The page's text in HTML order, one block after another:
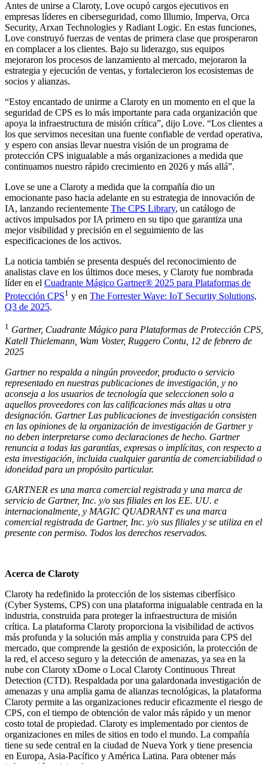
Antes de unirse a Claroty, Love ocupó cargos ejecutivos en
empresas líderes en ciberseguridad, como Illumio, Imperva, Orca
Security, Arxan Technologies y Radiant Logic. En estas funciones,
Love construyó fuerzas de ventas de primera clase que prosperaron
en complacer a los clientes. Bajo su liderazgo, sus equipos
mejoraron los procesos de lanzamiento al mercado, mejoraron la
estrategia y ejecución de ventas, y fortalecieron los ecosistemas de
socios y alianzas.
“Estoy encantado de unirme a Claroty en un momento en el que la
seguridad de CPS es lo más importante para cada organización que
apoya la infraestructura de misión crítica”, dijo Love. “Los clientes a
los que servimos necesitan una fuente confiable de verdad operativa,
y espero con ansias llevar nuestra visión de un programa de
protección CPS inigualable a más organizaciones a medida que
continuamos nuestro rápido crecimiento en 2026 y más allá”.
Love se une a Claroty a medida que la compañía dio un
emocionante paso hacia adelante en su estrategia de innovación de
IA, lanzando recientemente The CPS Library, un catálogo de
activos impulsados por IA primero en su tipo que garantiza una
mejor visibilidad y precisión en el seguimiento de las
especificaciones de los activos.
La noticia también se presenta después del reconocimiento de
analistas clave en los últimos doce meses, y Claroty fue nombrada
líder en el Cuadrante Mágico Gartner® 2025 para Plataformas de
Protección CPS1 y en The Forrester Wave: IoT Security Solutions,
Q3 de 2025.
1 Gartner, Cuadrante Mágico para Plataformas de Protección CPS,
Katell Thielemann, Wam Voster, Ruggero Contu, 12 de febrero de
2025
Gartner no respalda a ningún proveedor, producto o servicio
representado en nuestras publicaciones de investigación, y no
aconseja a los usuarios de tecnología que seleccionen solo a
aquellos proveedores con las calificaciones más altas u otra
designación. Gartner Las publicaciones de investigación consisten
en las opiniones de la organización de investigación de Gartner y
no deben interpretarse como declaraciones de hecho. Gartner
renuncia a todas las garantías, expresas o implícitas, con respecto a
esta investigación, incluida cualquier garantía de comerciabilidad o
idoneidad para un propósito particular.
GARTNER es una marca comercial registrada y una marca de
servicio de Gartner, Inc. y/o sus filiales en los EE. UU. e
internacionalmente, y MAGIC QUADRANT es una marca
comercial registrada de Gartner, Inc. y/o sus filiales y se utiliza en el
presente con permiso. Todos los derechos reservados.
Acerca de Claroty
Claroty ha redefinido la protección de los sistemas ciberfísico
(Cyber Systems, CPS) con una plataforma inigualable centrada en la
industria, construida para proteger la infraestructura de misión
crítica. La plataforma Claroty proporciona la visibilidad de activos
más profunda y la solución más amplia y construida para CPS del
mercado, que comprende la gestión de exposición, la protección de
la red, el acceso seguro y la detección de amenazas, ya sea en la
nube con Claroty xDome o Local Claroty Continuous Threat
Detection (CTD). Respaldada por una galardonada investigación de
amenazas y una amplia gama de alianzas tecnológicas, la plataforma
Claroty permite a las organizaciones reducir eficazmente el riesgo de
CPS, con el tiempo de obtención de valor más rápido y un menor
costo total de propiedad. Claroty es implementado por cientos de
organizaciones en miles de sitios en todo el mundo. La compañía
tiene su sede central en la ciudad de Nueva York y tiene presencia
en Europa, Asia-Pacífico y América Latina. Para obtener más